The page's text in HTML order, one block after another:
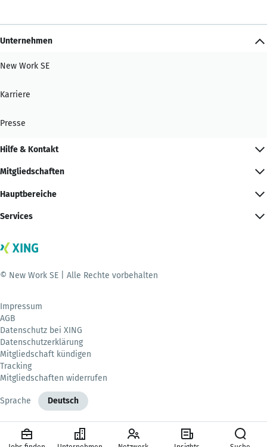
Unternehmen
New Work SE
Karriere
Presse
Hilfe & Kontakt
Mitgliedschaften
Hauptbereiche
Services
© New Work SE | Alle Rechte vorbehalten
Impressum
AGB
Datenschutz bei XING
Datenschutzerklärung
Mitgliedschaft kündigen
Tracking
Mitgliedschaften widerrufen
Sprache Deutsch